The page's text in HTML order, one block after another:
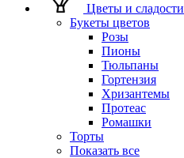
Цветы и сладости
Букеты цветов
Розы
Пионы
Тюльпаны
Гортензия
Хризантемы
Протеас
Ромашки
Торты
Показать все